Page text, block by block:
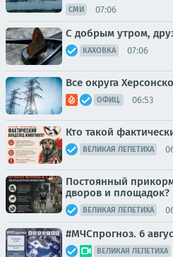
СМИ 07:06
С добрым утром,
КАХОВКА 07:06
Все округа
ОФИЦ. 06:53
Кто такой
ВЕЛИКАЯ ЛЕПЕТИХА
Постоянный
дворов и площадок?
ВЕЛИКАЯ ЛЕПЕТИХА
#МЧСпрогноз. 6
ВЕЛИКАЯ ЛЕПЕТИХА